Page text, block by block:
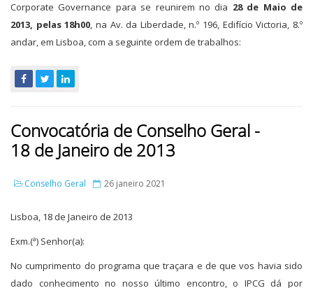
Corporate Governance para se reunirem no dia 28 de Maio de
2013, pelas 18h00, na Av. da Liberdade, n.º 196, Edifício Victoria, 8.º
andar, em Lisboa, com a seguinte ordem de trabalhos:
Convocatória de Conselho Geral -
18 de Janeiro de 2013
Conselho Geral 26 janeiro 2021
Lisboa, 18 de Janeiro de 2013
Exm.(ª) Senhor(a):
No cumprimento do programa que traçara e de que vos havia sido
dado conhecimento no nosso último encontro, o IPCG dá por